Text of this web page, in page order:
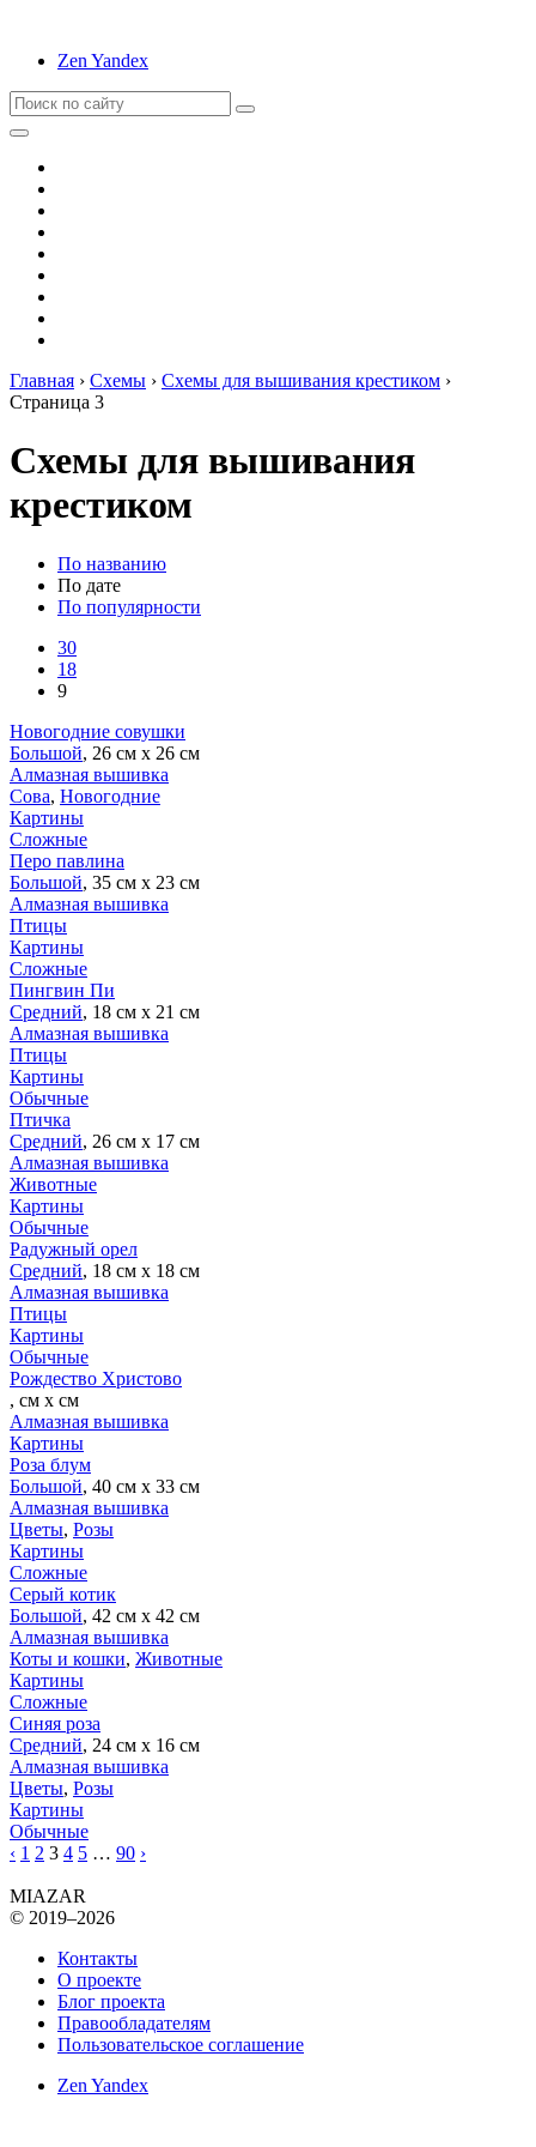
Zen Yandex
Главная › Схемы › Схемы для вышивания крестиком ›
Страница 3
Схемы для вышивания
крестиком
По названию
По дате
По популярности
30
18
9
Новогодние совушки
Большой, 26 см х 26 см
Алмазная вышивка
Сова, Новогодние
Картины
Сложные
Перо павлина
Большой, 35 см х 23 см
Алмазная вышивка
Птицы
Картины
Сложные
Пингвин Пи
Средний, 18 см х 21 см
Алмазная вышивка
Птицы
Картины
Обычные
Птичка
Средний, 26 см х 17 см
Алмазная вышивка
Животные
Картины
Обычные
Радужный орел
Средний, 18 см х 18 см
Алмазная вышивка
Птицы
Картины
Обычные
Рождество Христово
, см х см
Алмазная вышивка
Картины
Роза блум
Большой, 40 см х 33 см
Алмазная вышивка
Цветы, Розы
Картины
Сложные
Серый котик
Большой, 42 см х 42 см
Алмазная вышивка
Коты и кошки, Животные
Картины
Сложные
Синяя роза
Средний, 24 см х 16 см
Алмазная вышивка
Цветы, Розы
Картины
Обычные
‹ 1 2 3 4 5 … 90 ›
MIAZAR
© 2019–2026
Контакты
О проекте
Блог проекта
Правообладателям
Пользовательское соглашение
Zen Yandex